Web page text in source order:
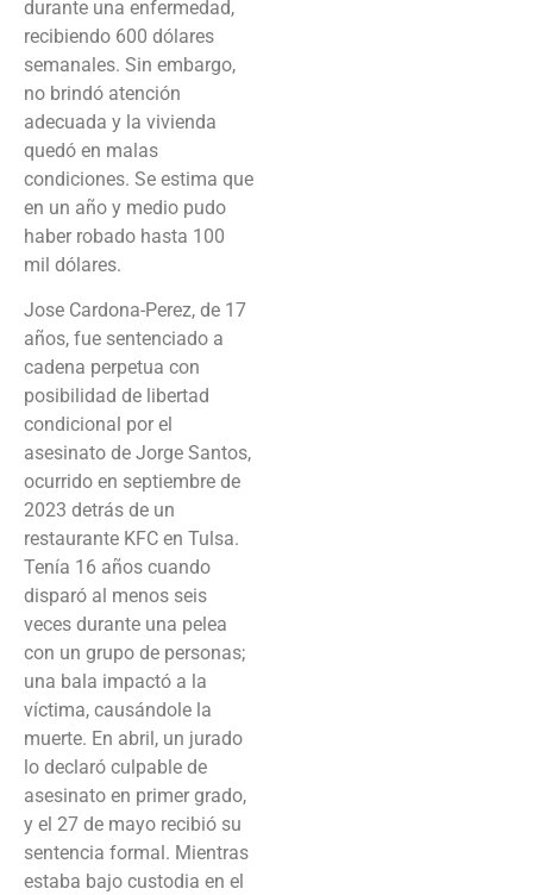
durante una enfermedad,
recibiendo 600 dólares
semanales. Sin embargo,
no brindó atención
adecuada y la vivienda
quedó en malas
condiciones. Se estima que
en un año y medio pudo
haber robado hasta 100
mil dólares.
Jose Cardona-Perez, de 17
años, fue sentenciado a
cadena perpetua con
posibilidad de libertad
condicional por el
asesinato de Jorge Santos,
ocurrido en septiembre de
2023 detrás de un
restaurante KFC en Tulsa.
Tenía 16 años cuando
disparó al menos seis
veces durante una pelea
con un grupo de personas;
una bala impactó a la
víctima, causándole la
muerte. En abril, un jurado
lo declaró culpable de
asesinato en primer grado,
y el 27 de mayo recibió su
sentencia formal. Mientras
estaba bajo custodia en el